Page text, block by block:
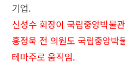
기업.
신성수 회장이 국립중앙박물
홍정욱 전 의원도 국립중앙박
테마주로 움직임.